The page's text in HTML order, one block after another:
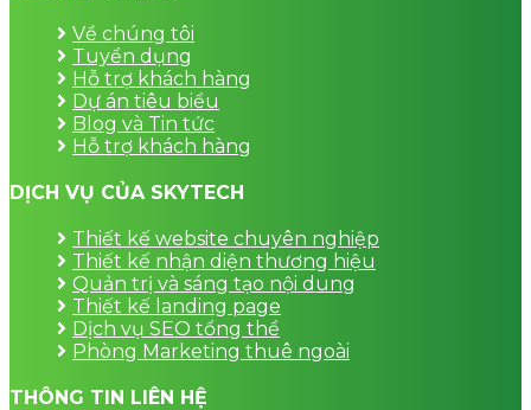
Về chúng tôi
Tuyển dụng
Hỗ trợ khách hàng
Dự án tiêu biểu
Blog và Tin tức
Hỗ trợ khách hàng
DỊCH VỤ CỦA SKYTECH
Thiết kế website chuyên nghiệp
Thiết kế nhận diện thương hiệu
Quản trị và sáng tạo nội dung
Thiết kế landing page
Dịch vụ SEO tổng thể
Phòng Marketing thuê ngoài
THÔNG TIN LIÊN HỆ